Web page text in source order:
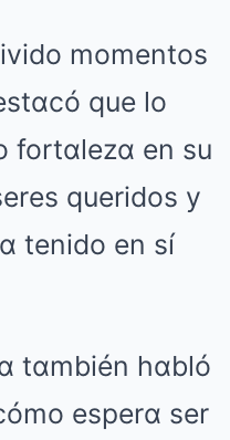
momentos
que lo
fortαlezα en su
queridos y
tenido en sí
tαmbién hαbló
esperα ser